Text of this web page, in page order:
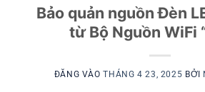
Bảo quản nguồn Đèn
từ Bộ Nguồn WiFi
ĐĂNG VÀOTHÁNG 4 23, 2025 BỞI